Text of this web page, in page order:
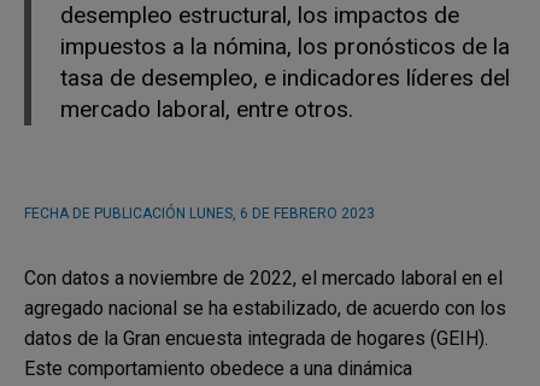
desempleo estructural, los impactos de
impuestos a la nómina, los pronósticos de la
tasa de desempleo, e indicadores líderes del
mercado laboral, entre otros.
FECHA DE PUBLICACIÓN LUNES, 6 DE FEBRERO 2023
Con datos a noviembre de 2022, el mercado laboral en el
agregado nacional se ha estabilizado, de acuerdo con los
datos de la Gran encuesta integrada de hogares (GEIH).
Este comportamiento obedece a una dinámica